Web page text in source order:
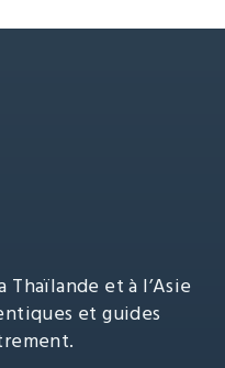
et à l’Asie
et guides